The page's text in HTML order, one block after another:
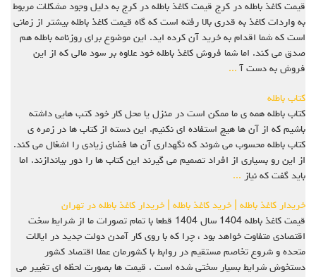
قیمت کاغذ باطله در کرج قیمت کاغذ باطله در کرج به دلیل وجود مشکلات مربوط
به واردات کاغذ به قدری بالا رفته است که گاه قیمت کاغذ باطله بیشتر از زمانی
است که شما اقدام به خرید آن کرده اید. این موضوع برای روزنامه باطله هم
صدق می کند. اما شما فروش کاغذ باطله خود علاوه بر سود مالی که از این
فروش به دست آ ...
کتاب باطله
کتاب باطله همه ی ما ممکن است در منزل یا محل کار خود کتب هایی داشته
باشیم که از آن ها هیچ استفاده ای نکنیم. این دسته از کتاب ها در زمره ی
کتاب باطله محسوب می شوند که نگهداری آن ها فضای زیادی را اشغال می کند.
از این رو بسیاری از افراد تصمیم می گیرند این کتاب ها را دور بیاندازند. اما
باید گفت که نیاز ...
خریدار کاغذ باطله | خرید کاغذ باطله | خریدار کاغذ باطله در تهران
قیمت کاغذ باطله 1404 سال 1404 قطعا با تمام تصورات ما از شرایط سخت
اقتصادی متفاوت خواهد بود ، چرا که با روی کار آمدن دولت جدید در ایالات
متحده و شروع تخاصم مستقیم در روابط با کشورمان عملا اقتصاد کشور
دستخوش شرایط بسیار سختی شده است . قیمت ها بصورت لحظه ای تغییر می